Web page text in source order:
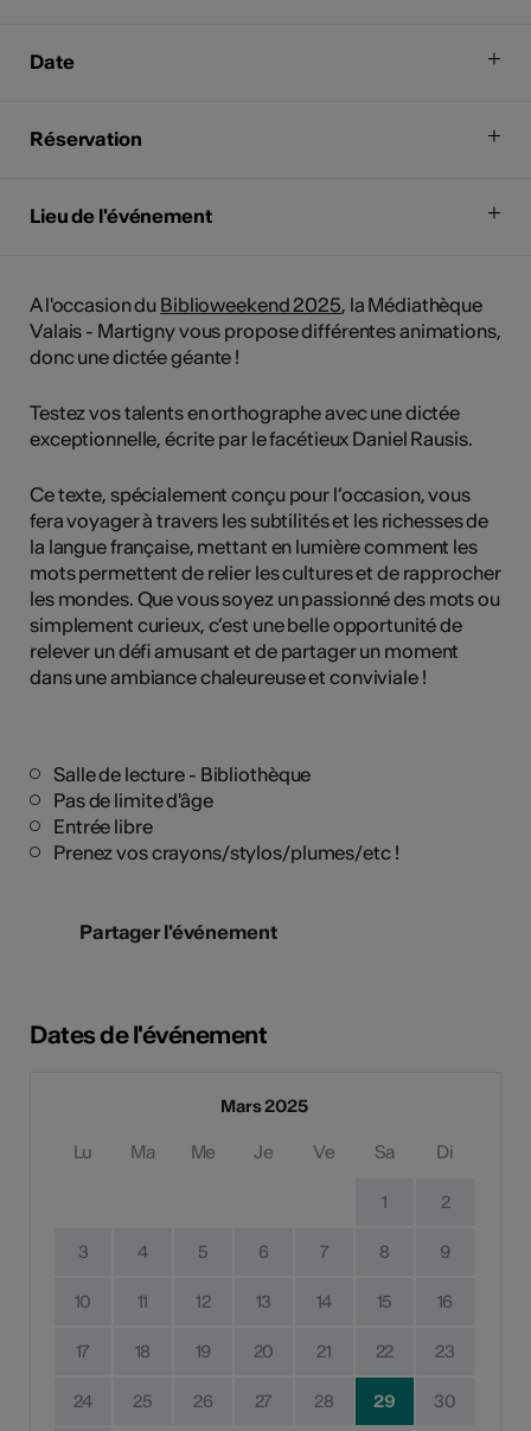
Date
Réservation
Lieu de l'événement
A l'occasion du Biblioweekend 2025, la Médiathèque
Valais - Martigny vous propose différentes animations,
donc une dictée géante !
Testez vos talents en orthographe avec une dictée
exceptionnelle, écrite par le facétieux Daniel Rausis.
Ce texte, spécialement conçu pour l’occasion, vous
fera voyager à travers les subtilités et les richesses de
la langue française, mettant en lumière comment les
mots permettent de relier les cultures et de rapprocher
les mondes. Que vous soyez un passionné des mots ou
simplement curieux, c’est une belle opportunité de
relever un défi amusant et de partager un moment
dans une ambiance chaleureuse et conviviale !
Salle de lecture - Bibliothèque
Pas de limite d'âge
Entrée libre
Prenez vos crayons/stylos/plumes/etc !
Partager l'événement
Dates de l'événement
Mars 2025
Lu Ma Me Je Ve Sa Di
1 2
3 4 5 6 7 8 9
10 11 12 13 14 15 16
17 18 19 20 21 22 23
24 25 26 27 28 29 30